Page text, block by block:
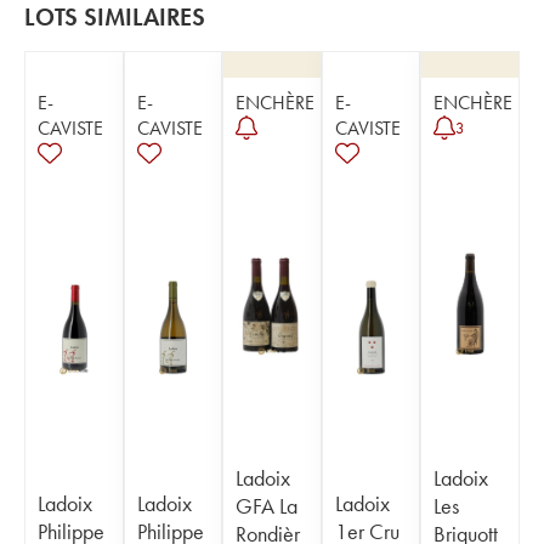
LOTS SIMILAIRES
E-
CAVISTE
Ladoix
Philippe
E-
CAVISTE
Ladoix
Philippe
ENCHÈRE
Ladoix
GFA La
Rondièr
E-
CAVISTE
Ladoix
1er Cru
ENCHÈRE
3
Ladoix
Les
Briquott